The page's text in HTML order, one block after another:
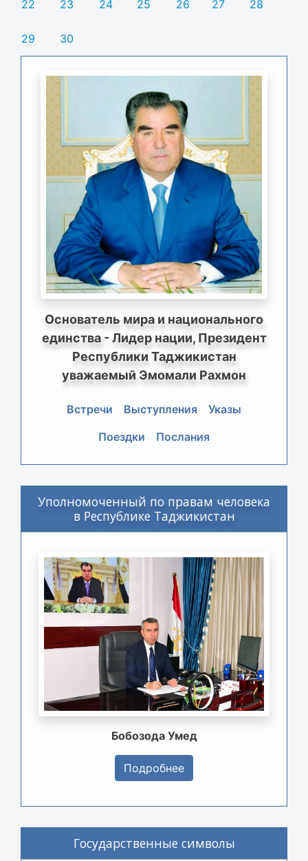
22 23 24 25 26 27 28
29 30
Основатель мира и национального
единства - Лидер нации, Президент
Республики Таджикистан
уважаемый Эмомали Рахмон
Встречи Выступления
Указы
Поездки
Послания
Уполномоченный по правам человека
в Республике Таджикистан
Бобозода Умед
Подробнее
Государственные символы